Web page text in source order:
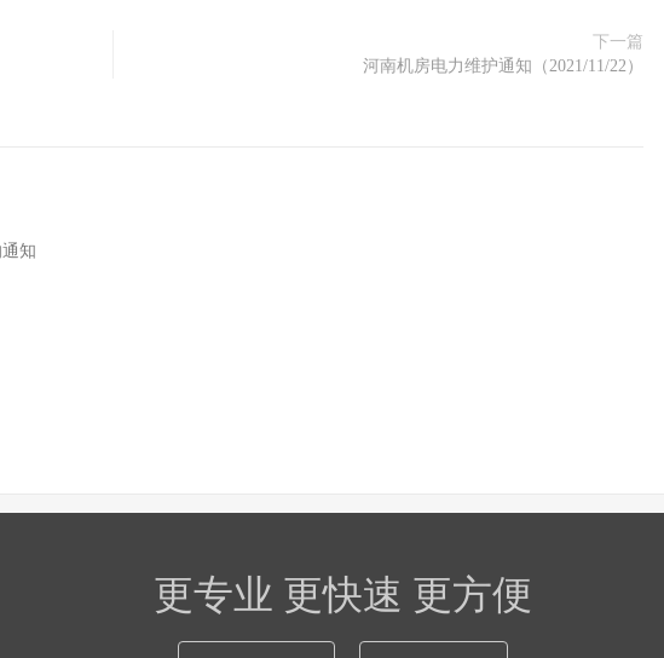
下一篇
河南机房电力维护通知（2021/11/22）
知
更专业 更快速 更方便